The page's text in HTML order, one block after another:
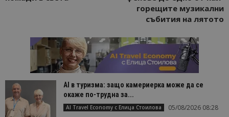
горещите музикални
събития на лятото
AI в туризма: защо камериерка може да се
окаже по-трудна за...
AI Travel Economy с Елица Стоилова 05/08/2026 08:28
1 месец
Google
за
_ga
Google LLC
.bgtourism.bg
1 година
1 месец
бисквитка
свързано с
Analytics -
по-често